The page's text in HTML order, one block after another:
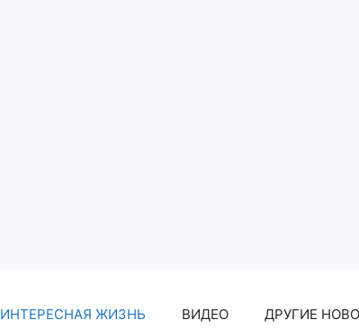
ИНТЕРЕСНАЯ ЖИЗНЬ ВИДЕО ДРУГИЕ